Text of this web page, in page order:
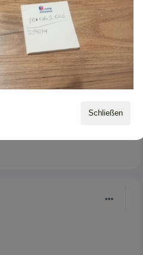
Schließen